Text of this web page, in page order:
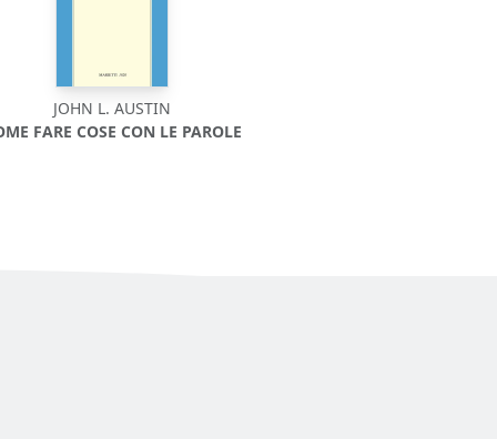
JOHN L. AUSTIN
FARE COSE CON LE PAROLE